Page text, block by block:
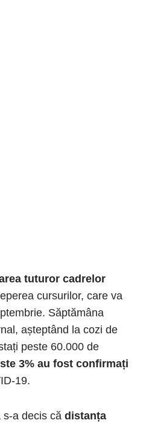
tuturor cadrelor
cursurilor, care va
Săptămâna
așteptând la cozi de
peste 60.000 de
3% au fost confirmați
19.
s-a decis că distanța